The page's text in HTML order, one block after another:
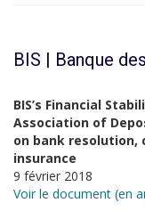
BIS | Banque
BIS’s Financial
Association of
on bank resolution,
insurance
9 février 2018
Voir le document (en